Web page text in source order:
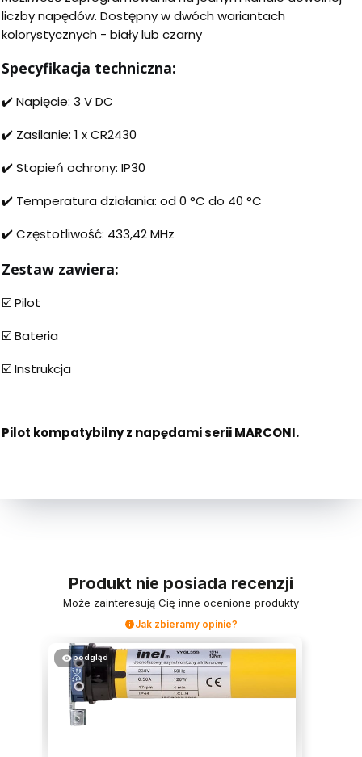
liczby napędów. Dostępny w dwóch wariantach
kolorystycznych - biały lub czarny
Specyfikacja techniczna:
✔️ Napięcie: 3 V DC
✔️ Zasilanie: 1 x CR2430
✔️ Stopień ochrony: IP30
✔️ Temperatura działania: od 0 °C do 40 °C
✔️ Częstotliwość: 433,42 MHz
Zestaw zawiera:
☑️ Pilot
☑️ Bateria
☑️ Instrukcja
Pilot kompatybilny z napędami serii MARCONI.
Produkt nie posiada recenzji
Może zainteresują Cię inne ocenione produkty
Jak zbieramy opinie?
podgląd